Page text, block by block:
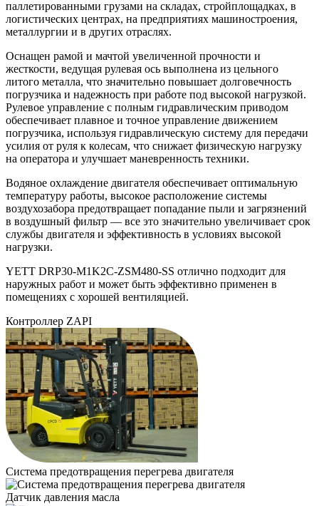
паллетированными грузами на складах, стройплощадках, в
логистических центрах, на предприятиях машиностроения,
металлургии и в других отраслях.
Оснащен рамой и мачтой увеличенной прочности и
жесткости, ведущая рулевая ось выполнена из цельного
литого металла, что значительно повышает долговечность
погрузчика и надежность при работе под высокой нагрузкой.
Рулевое управление с полным гидравлическим приводом
обеспечивает плавное и точное управление движением
погрузчика, используя гидравлическую систему для передачи
усилия от руля к колесам, что снижает физическую нагрузку
на оператора и улучшает маневренность техники.
Водяное охлаждение двигателя обеспечивает оптимальную
температуру работы, высокое расположение системы
воздухозабора предотвращает попадание пыли и загрязнений
в воздушный фильтр — все это значительно увеличивает срок
службы двигателя и эффективность в условиях высокой
нагрузки.
YETT DRP30-M1K2C-ZSM480-SS отлично подходит для
наружных работ и может быть эффективно применен в
помещениях с хорошей вентиляцией.
Контроллер ZAPI
Система предотвращения перегрева двигателя
Датчик давления масла